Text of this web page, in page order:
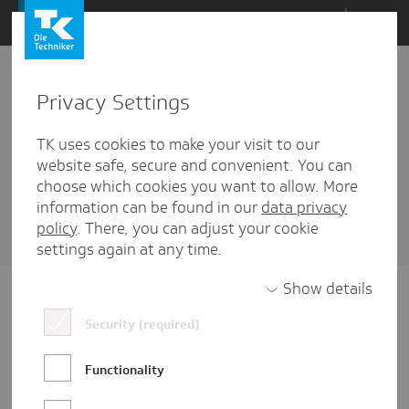
Direkt
Inhalt
Benefits
6 Artikel diesem Schlagwort zugehörig
Sortieren nach DatumoderBeliebtheit
Privacy Settings
TK uses cookies to make your visit to our
website safe, secure and convenient. You can
choose which cookies you want to allow. More
information can be found in our data privacy
policy. There, you can adjust your cookie
settings again at any time.
Show details
Security (required)
Functionality